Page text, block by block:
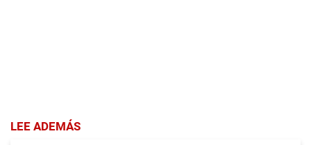
LEE ADEMÁS